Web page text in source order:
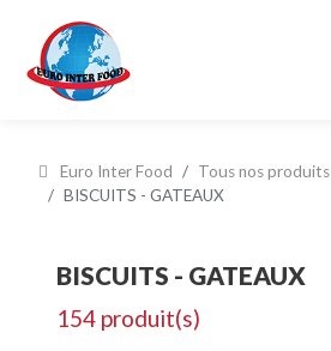
Euro Inter Food
Tous nos produits
BISCUITS - GATEAUX
BISCUITS - GATEAUX
154 produit(s)